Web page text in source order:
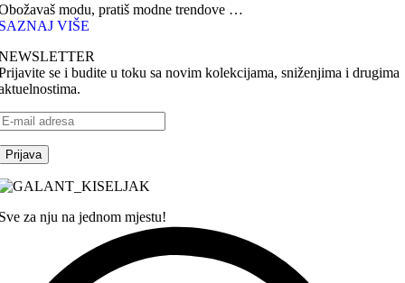
modu, pratiš modne trendove …
VIŠE
se i budite u toku sa novim kolekcijama, sniženjima i drugima
za nju na jednom mjestu!